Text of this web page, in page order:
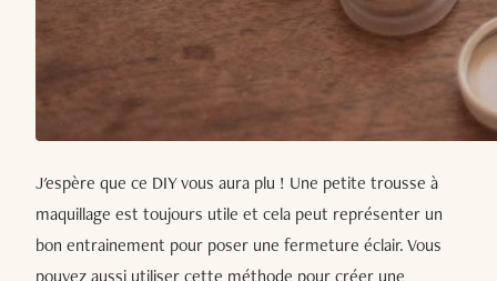
J'espère que ce DIY vous aura plu ! Une petite trousse à
maquillage est toujours utile et cela peut représenter un
bon entrainement pour poser une fermeture éclair. Vous
pouvez aussi utiliser cette méthode pour créer une